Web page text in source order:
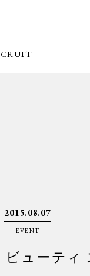
2015.08.07
EVENT
ューティ